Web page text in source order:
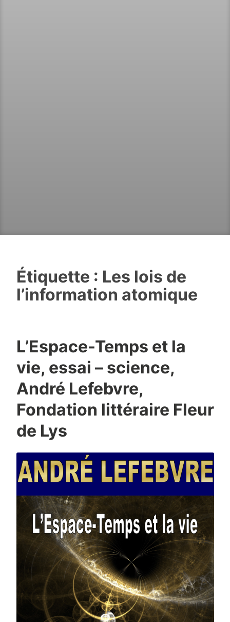
Étiquette : Les lois de
l’information atomique
L’Espace-Temps et la
vie, essai – science,
André Lefebvre,
Fondation littéraire Fleur
de Lys